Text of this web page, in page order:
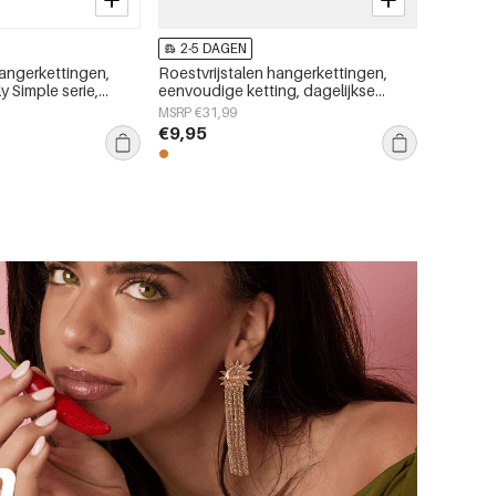
Simple serie,
2-5 DAGEN
Roestvrijstalen hangerkettingen,
eenvoudige ketting, dagelijkse
sieraden uit de Simple Series voor
dames.
MSRP €31,99
€9,95